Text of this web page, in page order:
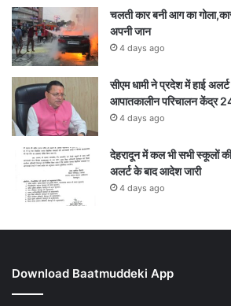
चलती कार बनी आग का
अपनी जान
4 days ago
सीएम धामी ने प्रदेश में हाई
आपातकालीन परिचालन केंद्र
4 days ago
देहरादून में कल भी सभी स्कूलों
अलर्ट के बाद आदेश जारी
4 days ago
Download Baatmuddeki App